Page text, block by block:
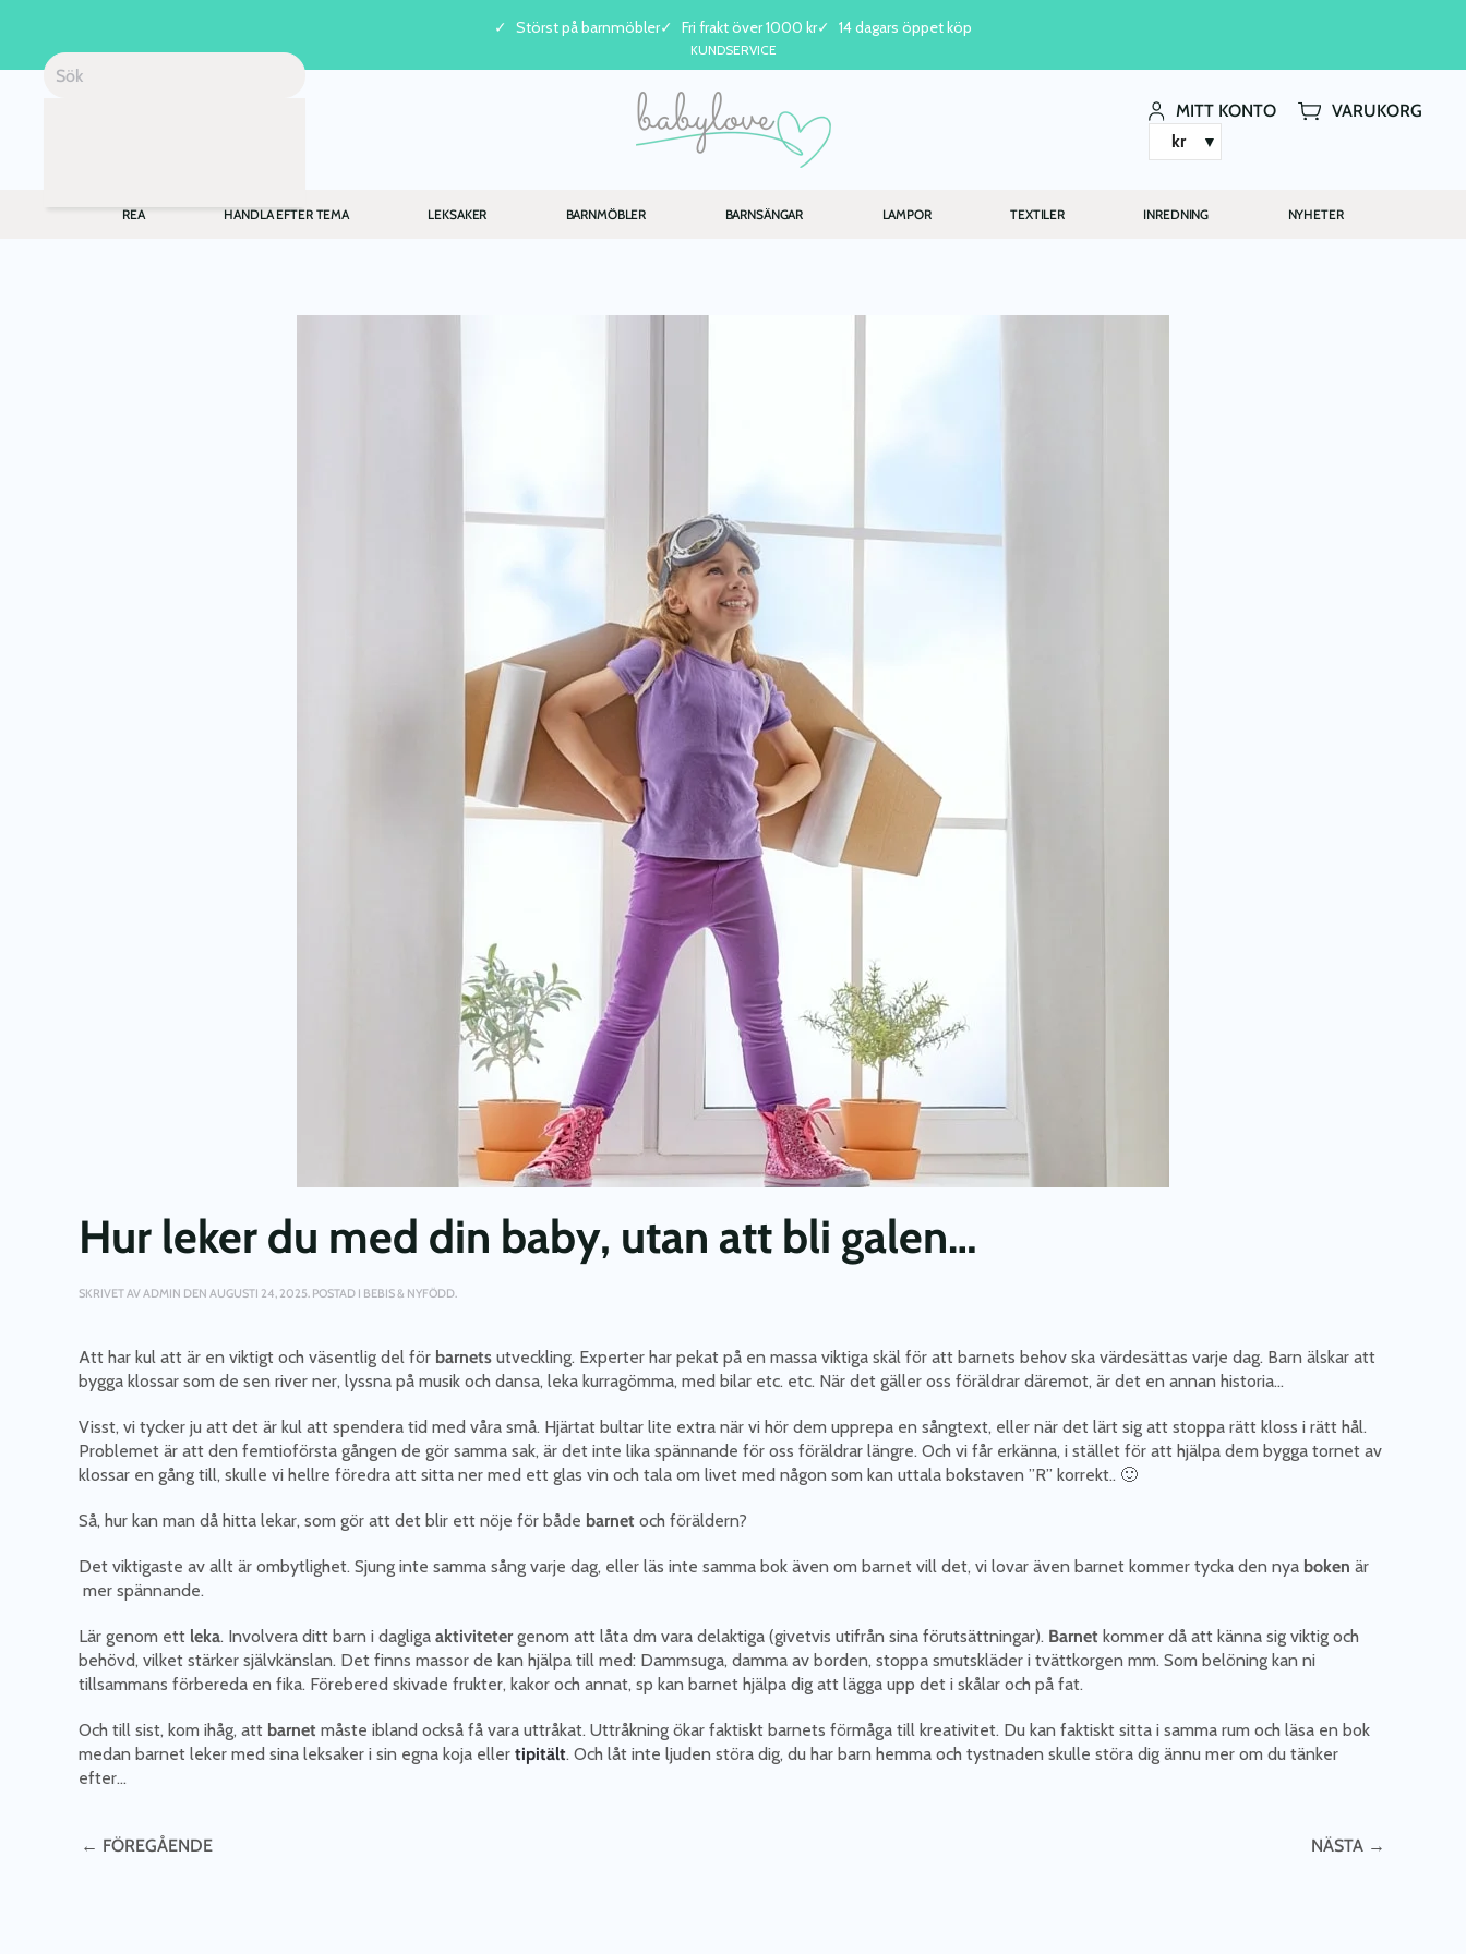
Skip to main content
Störst på barnmöbler Fri frakt över 1000 kr 14 dagars öppet köp
KUNDSERVICE
MITT KONTO
VARUKORG
kr
REA HANDLA EFTER TEMA LEKSAKER BARNMÖBLER BARNSÄNGAR LAMPOR TEXTILER INREDNING NYHETER
Hur leker du med din baby, utan att bli galen…
SKRIVET AVADMIN DEN AUGUSTI 24, 2025. POSTAD I BEBIS & NYFÖDD.
Att har kul att är en viktigt och väsentlig del för barnets utveckling. Experter har pekat på en massa viktiga skäl för att barnets behov ska värdesättas varje dag. Barn älskar att
bygga klossar som de sen river ner, lyssna på musik och dansa, leka kurragömma, med bilar etc. etc. När det gäller oss föräldrar däremot, är det en annan historia…
Visst, vi tycker ju att det är kul att spendera tid med våra små. Hjärtat bultar lite extra när vi hör dem upprepa en sångtext, eller när det lärt sig att stoppa rätt kloss i rätt hål.
Problemet är att den femtioförsta gången de gör samma sak, är det inte lika spännande för oss föräldrar längre. Och vi får erkänna, i stället för att hjälpa dem bygga tornet av
klossar en gång till, skulle vi hellre föredra att sitta ner med ett glas vin och tala om livet med någon som kan uttala bokstaven ”R” korrekt.. 🙂
Så, hur kan man då hitta lekar, som gör att det blir ett nöje för både barnet och föräldern?
Det viktigaste av allt är ombytlighet. Sjung inte samma sång varje dag, eller läs inte samma bok även om barnet vill det, vi lovar även barnet kommer tycka den nya boken är
mer spännande.
Lär genom ett leka. Involvera ditt barn i dagliga aktivitetergenom att låta dm vara delaktiga (givetvis utifrån sina förutsättningar). Barnet kommer då att känna sig viktig och
behövd, vilket stärker självkänslan. Det finns massor de kan hjälpa till med: Dammsuga, damma av borden, stoppa smutskläder i tvättkorgen mm. Som belöning kan ni
tillsammans förbereda en fika. Förebered skivade frukter, kakor och annat, sp kan barnet hjälpa dig att lägga upp det i skålar och på fat.
Och till sist, kom ihåg, att barnet måste ibland också få vara uttråkat. Uttråkning ökar faktiskt barnets förmåga till kreativitet. Du kan faktiskt sitta i samma rum och läsa en bok
medan barnet leker med sina leksaker i sin egna koja eller tipitält. Och låt inte ljuden störa dig, du har barn hemma och tystnaden skulle störa dig ännu mer om du tänker
efter…
← FÖREGÅENDE NÄSTA →